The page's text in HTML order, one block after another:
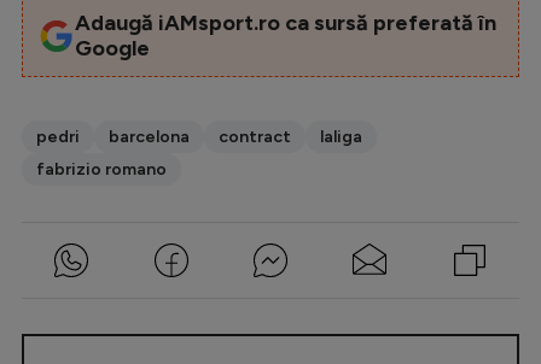
Adaugă iAMsport.ro ca sursă preferată în
Google
pedri barcelona contract
laliga
fabrizio romano